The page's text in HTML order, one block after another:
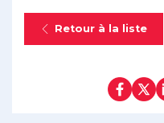
Retour à la liste